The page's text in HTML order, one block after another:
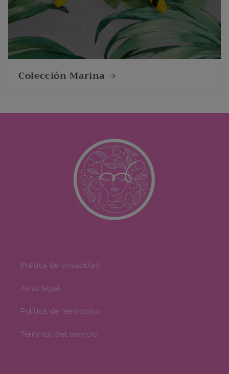
Colección Marina
Política de privacidad
Aviso legal
Política de reembolso
Términos del servicio